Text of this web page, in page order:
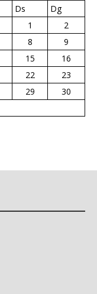
Ds
Dg
1
2
8
9
15
16
22
23
29
30